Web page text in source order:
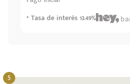
* Tasa de interés 13.49%